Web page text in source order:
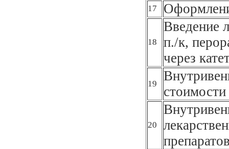
17
18
Введение
п./к,
через
19
20